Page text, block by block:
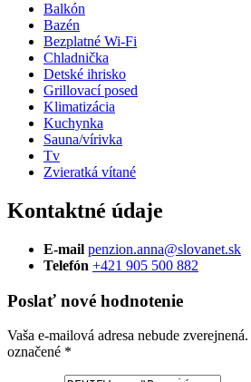
Balkón
Bazén
Bezplatné Wi-Fi
Chladnička
Detské ihrisko
Grillovací posed
Klimatizácia
Kuchynka
Sauna/vírivka
Tv
Zvieratká vítané
Kontaktné údaje
E-mail penzion.anna@slovanet.sk
Telefón +421 905 500 882
Poslať nové hodnotenie
Vaša e-mailová adresa nebude zverejnená.
označené *